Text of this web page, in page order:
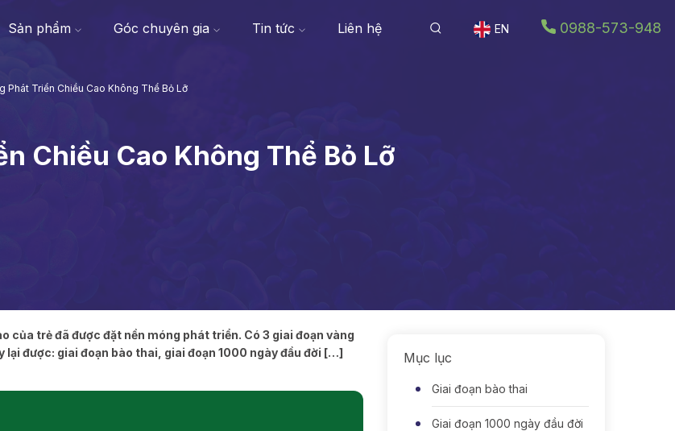
Sản phẩm Góc chuyên gia Tin tức Liên hệ EN 0988-573-948
Phát Triển Chiều Cao Không Thể Bỏ Lỡ
Chiều Cao Không Thể Bỏ Lỡ
trẻ đã được đặt nền móng phát triển. Có 3 giai đoạn vàng
được: giai đoạn bào thai, giai đoạn 1000 ngày đầu đời […]
Mục lục
Giai đoạn bào thai
Giai đoạn 1000 ngày đầu đời